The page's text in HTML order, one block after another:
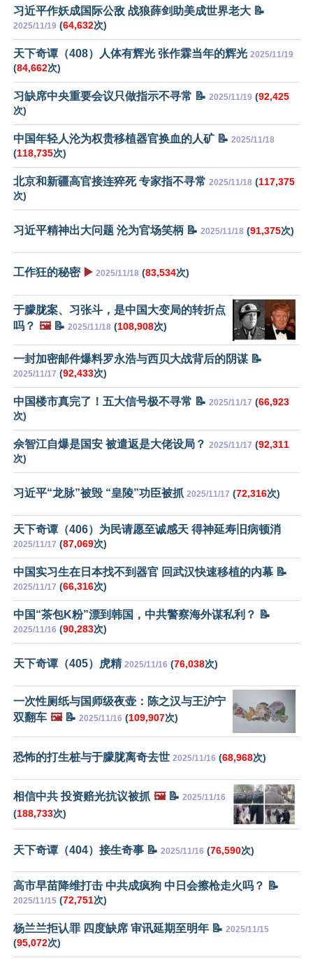
习近平作妖成国际公敌 战狼薛剑助美成世界老大 📝
2025/11/19 (64,632次)
天下奇谭（408）人体有辉光 张作霖当年的辉光 2025/11/19
(84,662次)
习缺席中央重要会议只做指示不寻常 📝 2025/11/19 (92,425
次)
中国年轻人沦为权贵移植器官换血的人矿 📝 2025/11/18
(118,735次)
北京和新疆高官接连猝死 专家指不寻常 2025/11/18 (117,375
次)
习近平精神出大问题 沦为官场笑柄 📝 2025/11/18 (91,375次)
工作狂的秘密 ▶️ 2025/11/18 (83,534次)
于朦胧案、习张斗，是中国大变局的转折点
吗？ 🖼️📝 2025/11/18 (108,908次)
一封加密邮件爆料罗永浩与西贝大战背后的阴谋 📝
2025/11/17 (92,433次)
中国楼市真完了！五大信号极不寻常 📝 2025/11/17 (66,923
次)
佘智江自爆是国安 被遣返是大佬设局？ 2025/11/17 (92,311
次)
习近平“龙脉”被毁 “皇陵”功臣被抓 2025/11/17 (72,316次)
天下奇谭（406）为民请愿至诚感天 得神延寿旧病顿消
2025/11/17 (87,069次)
中国实习生在日本找不到器官 回武汉快速移植的内幕 📝
2025/11/17 (66,316次)
中国“茶包K粉”漂到韩国，中共警察海外谋私利？ 📝
2025/11/16 (90,283次)
天下奇谭（405）虎精 2025/11/16 (76,038次)
一次性厕纸与国师级夜壶：陈之汉与王沪宁
双翻车 🖼️📝 2025/11/16 (109,907次)
恐怖的打生桩与于朦胧离奇去世 2025/11/16 (68,968次)
相信中共 投资赔光抗议被抓 🖼️📝 2025/11/16
(188,733次)
天下奇谭（404）接生奇事 📝 2025/11/16 (76,590次)
高市早苗降维打击 中共成疯狗 中日会擦枪走火吗？ 📝
2025/11/15 (72,751次)
杨兰兰拒认罪 四度缺席 审讯延期至明年 📝 2025/11/15
(95,072次)